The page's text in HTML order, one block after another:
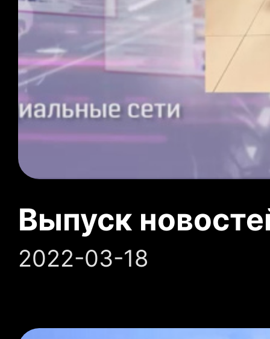
Выпуск
2022-03-18